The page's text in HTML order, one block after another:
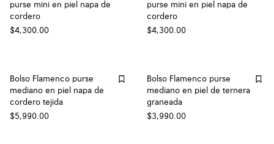
purse mini en piel napa de
cordero
$4,300.00
purse mini en piel napa de
cordero
$4,300.00
Bolso Flamenco purse
mediano en piel napa de
cordero tejida
$5,990.00
Bolso Flamenco purse
mediano en piel de ternera
graneada
$3,990.00